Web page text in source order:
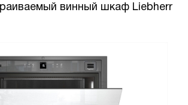
винный шкаф Liebherr